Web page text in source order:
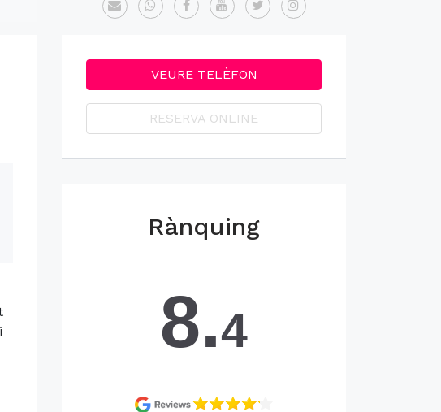
VEURE TELÈFON
RESERVA ONLINE
Rànquing
8.4